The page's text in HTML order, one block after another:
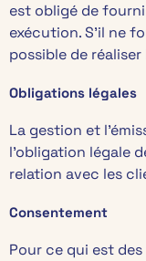
est obligé de
exécution. S’il ne
possible de
Obligations légales
La gestion et
l’obligation légale
relation avec les
Consentement
Pour ce qui est